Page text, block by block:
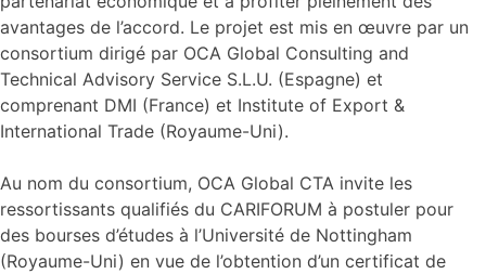
avantages de l’accord. Le projet est mis en œuvre par un
consortium dirigé par OCA Global Consulting and
Technical Advisory Service S.L.U. (Espagne) et
comprenant DMI (France) et Institute of Export &
International Trade (Royaume-Uni).
Au nom du consortium, OCA Global CTA invite les
ressortissants qualifiés du CARIFORUM à postuler pour
des bourses d’études à l’Université de Nottingham
(Royaume-Uni) en vue de l’obtention d’un certificat de